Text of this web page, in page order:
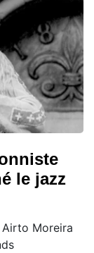
le jazz
Airto Moreira